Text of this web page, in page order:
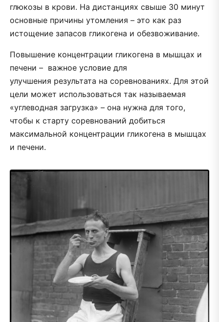
глюкозы в крови. На дистанциях свыше 30 минут
основные причины утомления – это как раз
истощение запасов гликогена и обезвоживание.
Повышение концентрации гликогена в мышцах и
печени – важное условие для
улучшения результата на соревнованиях. Для этой
цели может использоваться так называемая
«углеводная загрузка» – она нужна для того,
чтобы к старту соревнований добиться
максимальной концентрации гликогена в мышцах
и печени.